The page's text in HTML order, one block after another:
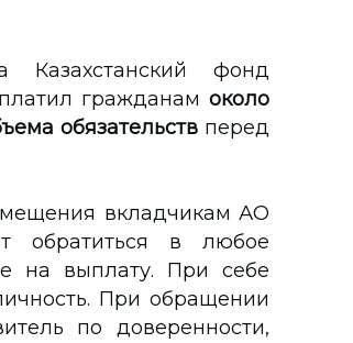
фонд
гражданам около
обязательств перед
вкладчикам АО
обратиться в любое
на выплату. При себе
При обращении
по доверенности,